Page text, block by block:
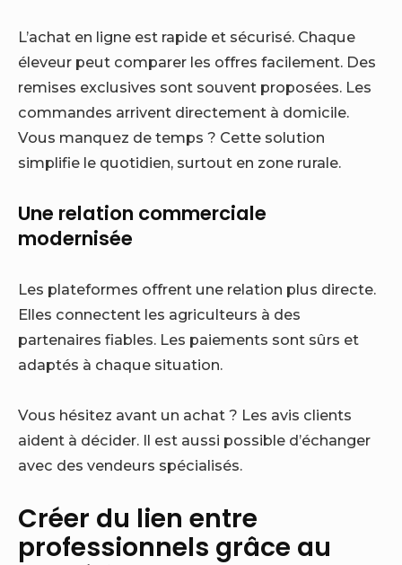
L’achat en ligne est rapide et sécurisé. Chaque
éleveur peut comparer les offres facilement. Des
remises exclusives sont souvent proposées. Les
commandes arrivent directement à domicile.
Vous manquez de temps ? Cette solution
simplifie le quotidien, surtout en zone rurale.
Une relation commerciale
modernisée
Les plateformes offrent une relation plus directe.
Elles connectent les agriculteurs à des
partenaires fiables. Les paiements sont sûrs et
adaptés à chaque situation.
Vous hésitez avant un achat ? Les avis clients
aident à décider. Il est aussi possible d’échanger
avec des vendeurs spécialisés.
Créer du lien entre
professionnels grâce au